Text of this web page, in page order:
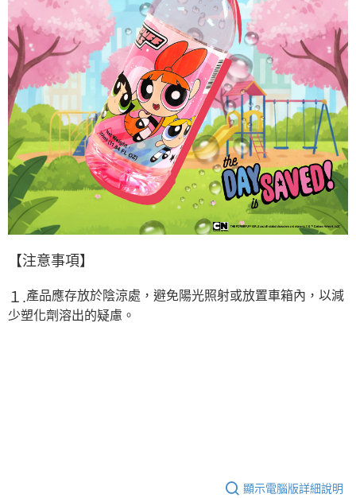
【注意事項】
１.產品應存放於陰涼處，避免陽光照射或放置車箱內，以減
少塑化劑溶出的疑慮。
顯示電腦版詳細說明